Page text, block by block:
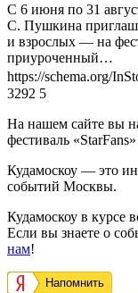
С 6 июня по 31
С. Пушкина
и взрослых — на
приуроченный…
https://schema.org/
3292 5
На нашем сайте вы
фестиваль
Кудамоскоу — это
событий Москвы.
Кудамоскоу в курсе
Если вы знаете о
нам!
Напомнить